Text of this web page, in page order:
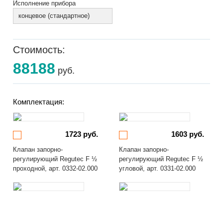
Исполнение прибора
концевое (стандартное)
Стоимость:
88188 руб.
Комплектация:
1723 руб.
Клапан запорно-
регулирующий Regutec F ½
проходной, арт. 0332-02.000
1603 руб.
Клапан запорно-
регулирующий Regutec F ½
угловой, арт. 0331-02.000